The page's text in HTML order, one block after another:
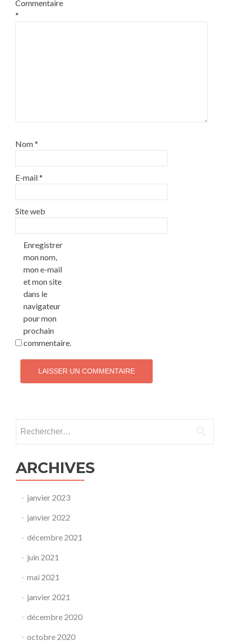
Commentaire
*
Nom*
E-mail*
Site web
Enregistrer
mon nom,
mon e-mail
et mon site
dans le
navigateur
pour mon
prochain
commentaire.
ARCHIVES
janvier 2023
janvier 2022
décembre 2021
juin 2021
mai 2021
janvier 2021
décembre 2020
octobre 2020